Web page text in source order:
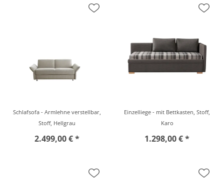
Schlafsofa - Armlehne verstellbar,
Stoff, Hellgrau
2.499,00 € *
Einzelliege - mit Bettkasten, Stoff,
Karo
1.298,00 € *